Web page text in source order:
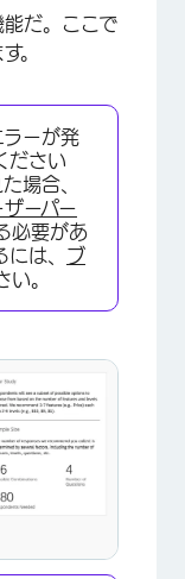
×
だ。ここで
。
ラーが発
ださい
場合、
ザーパー
必要があ
は、 ブ
い。